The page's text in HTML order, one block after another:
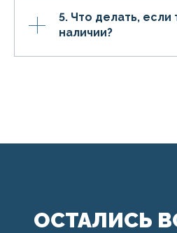
5. Что делать, если
наличии?
ОСТАЛИСЬ